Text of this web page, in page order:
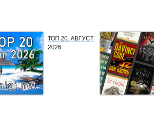
ТОП 20. АВГУСТ
2026